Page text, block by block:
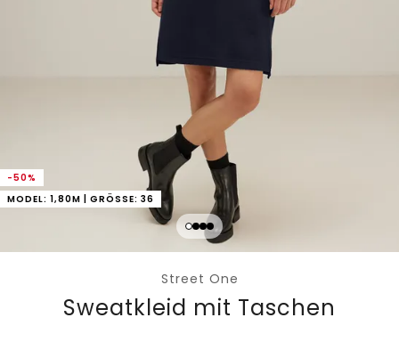
-50%
MODEL: 1,80M | GRÖSSE: 36
Street One
Sweatkleid mit Taschen